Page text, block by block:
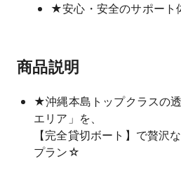
★安心・安全のサポー
商品説明
★沖縄本島トップクラスの
エリア」を、
【完全貸切ボート】で贅沢
プラン☆